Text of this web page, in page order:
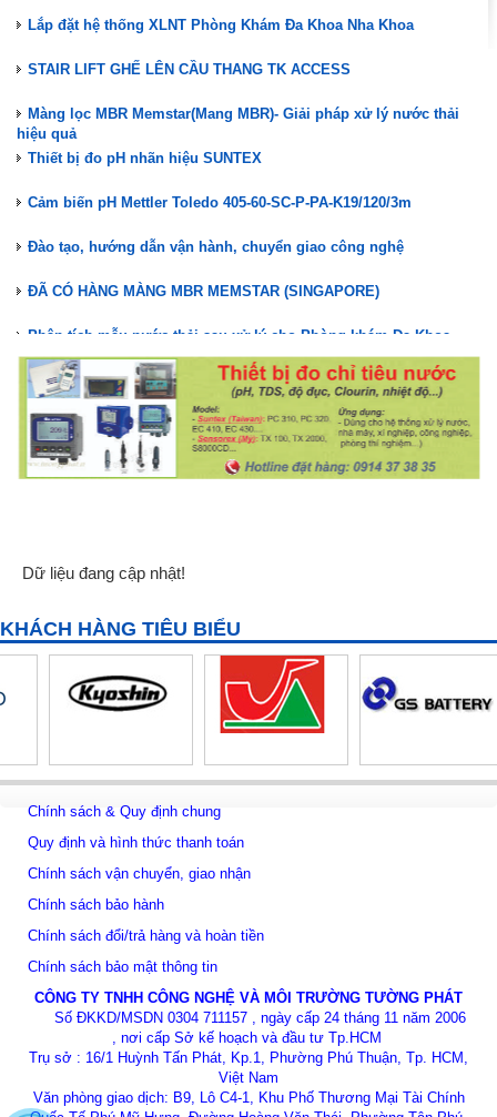
Lắp đặt hệ thống XLNT Phòng Khám Đa Khoa Nha Khoa
STAIR LIFT GHẾ LÊN CẦU THANG TK ACCESS
Màng lọc MBR Memstar(Mang MBR)- Giải pháp xử lý nước thải
hiệu quả
Thiết bị đo pH nhãn hiệu SUNTEX
Cảm biến pH Mettler Toledo 405-60-SC-P-PA-K19/120/3m
Đào tạo, hướng dẫn vận hành, chuyển giao công nghệ
ĐÃ CÓ HÀNG MÀNG MBR MEMSTAR (SINGAPORE)
Phân tích mẫu nước thải sau xử lý cho Phòng khám Đa Khoa -
Nuôi cấy vi sinh hệ thống XLNT Phòng khám Đa Khoa Nha khoa
Kiểm tra, bảo trì hệ thống XLNT Phòng khám Đa Khoa - Nha khoa
Lắp đặt hệ thống XLNT Phòng Khám Đa Khoa Nha Khoa
hiệu quả
Cảm biến pH Mettler Toledo 405-60-SC-P-PA-K19/120/3m
Dữ liệu đang cập nhật!
KHÁCH HÀNG TIÊU BIỂU
Chính sách & Quy định chung
Quy định và hình thức thanh toán
Chính sách vận chuyển, giao nhận
Chính sách bảo hành
Chính sách đổi/trả hàng và hoàn tiền
Chính sách bảo mật thông tin
CÔNG TY TNHH CÔNG NGHỆ VÀ MÔI TRƯỜNG TƯỜNG PHÁT
Số ĐKKD/MSDN 0304 711157 , ngày cấp 24 tháng 11 năm 2006
, nơi cấp Sở kế hoạch và đầu tư Tp.HCM
Trụ sở : 16/1 Huỳnh Tấn Phát, Kp.1, Phường Phú Thuận, Tp. HCM,
Việt Nam
Văn phòng giao dịch: B9, Lô C4-1, Khu Phố Thương Mại Tài Chính